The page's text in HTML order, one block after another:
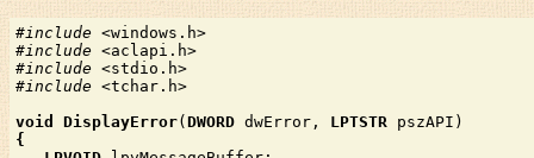
#include
#include
#include
#include <tchar.h>
void DisplayError( DWORD dwError, LPTSTR pszAPI)